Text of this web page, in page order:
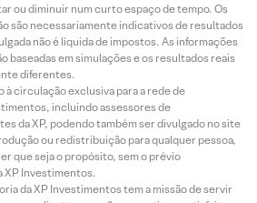
ou diminuir num curto espaço de tempo. Os
são necessariamente indicativos de resultados
não é líquida de impostos. As informações
baseadas em simulações e os resultados reais
diferentes.
circulação exclusiva para a rede de
incluindo assessores de
da XP, podendo também ser divulgado no site
ou redistribuição para qualquer pessoa,
que seja o propósito, sem o prévio
XP Investimentos.
da XP Investimentos tem a missão de servir